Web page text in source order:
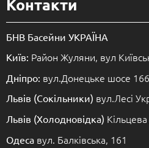
Контакти
БНВ Басейни УКРАЇНА
Київ: Район Жуляни, вул
Дніпро: вул.Донецьке шосе
Львів (Сокільники) вул.Лесі
Львів (Холодновідка)
Одеса вул. Балківська, 161